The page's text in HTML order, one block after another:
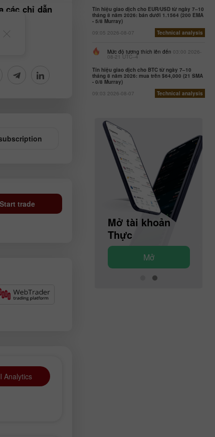
các chỉ dẫn
Start trade
Analytics
Tín hiệu giao dịch cho EUR/USD từ ngày 7–10
tháng 8 năm 2026: bán dưới 1.1564 (200 EMA
- 5/8 Murray)
09:05 2026-08-07
Technical analysis
Mức độ tương thích lên đến 03:00 2026-
08-21 UTC--4
Tín hiệu giao dịch cho BTC từ ngày 7–10
tháng 8 năm 2026: mua trên $64,000 (21 SMA
- 0/8 Murray)
09:03 2026-08-07
Technical analysis
Mở tài khoản
Thực
Mở